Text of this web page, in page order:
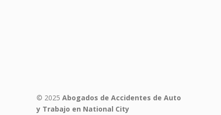
© 2025 Abogados de Accidentes de Auto
y Trabajo en National City